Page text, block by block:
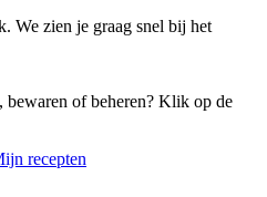
We zien je graag snel bij het
bewaren of beheren? Klik op de
recepten